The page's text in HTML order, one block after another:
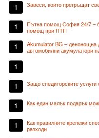
1 Завеси, които прегръщат
1
Пътна помощ София 24/7 –
помощ при ПТП
1
Akumulator BG – денонощна
автомобилни акумулатори
1
1 Защо спедиторските услуги
1 Как един малък подарък
1
Как правилните крепежи
разходи